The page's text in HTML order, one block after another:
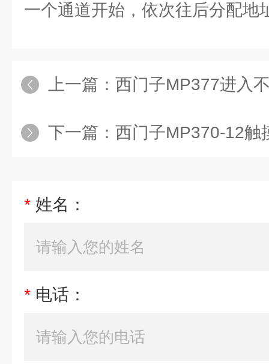
一个通道开始，依次往后分配地
上一篇： 西门子MP377进入
下一篇： 西门子MP370-12触
* 姓名：
* 电话：